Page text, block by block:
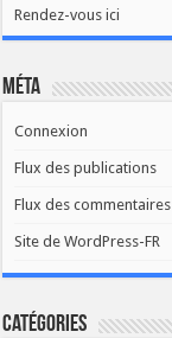
Rendez-vous ici
Méta
Connexion
Flux des publications
Flux des commentaires
Site de WordPress-FR
Catégories